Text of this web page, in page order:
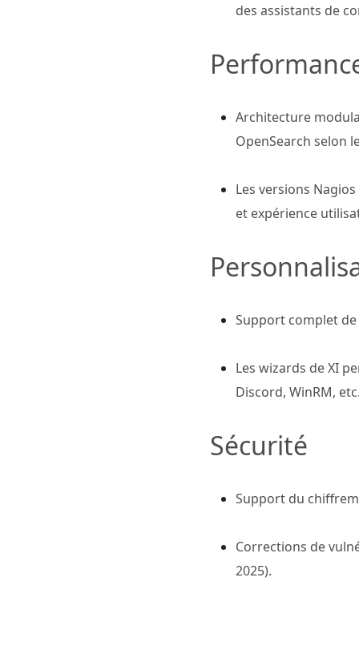
des assistants de
Architecture
OpenSearch selon
Les versions
et expérience
Support complet
Les wizards de XI
Discord, WinRM, etc.
Sécurité
Support du
Corrections de
2025).